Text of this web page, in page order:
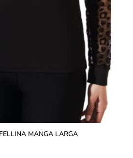
MANGA LARGA